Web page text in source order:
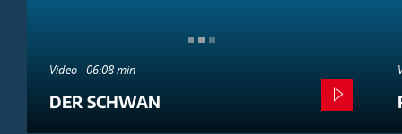
Video - 06:08 min
DER SCHWAN